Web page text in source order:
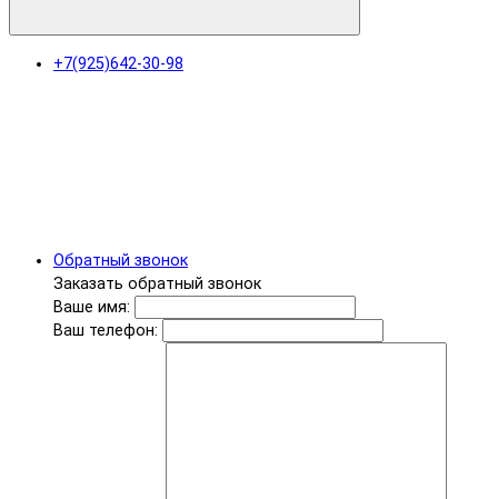
+7(925)642-30-98
Обратный звонок
Заказать обратный звонок
Ваше имя:
Ваш телефон: